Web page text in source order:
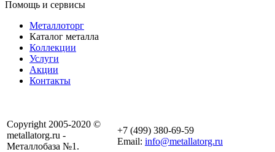
Помощь и сервисы
Металлоторг
Каталог металла
Коллекции
Услуги
Акции
Контакты
Copyright 2005-2020 ©
metallatorg.ru -
Металлобаза №1.
+7 (499) 380-69-59
Email: info@metallatorg.ru